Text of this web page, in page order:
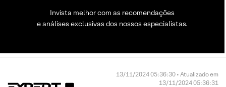
Invista melhor com as recomendações
e análises exclusivas dos nossos especialistas.
13/11/2024 05:36:30 • Atualizado em
13/11/2024 05:36:31